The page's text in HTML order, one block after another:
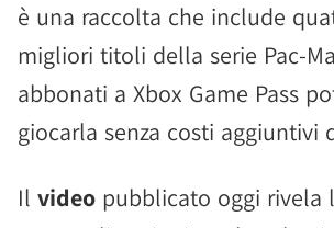
è una raccolta che include
migliori titoli della serie Pac-
abbonati a Xbox Game Pass
giocarla senza costi aggiuntivi
Il video pubblicato oggi rivela